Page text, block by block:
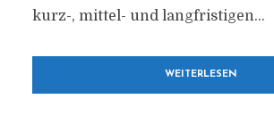
kurz-, mittel- und langfristigen...
WEITERLESEN